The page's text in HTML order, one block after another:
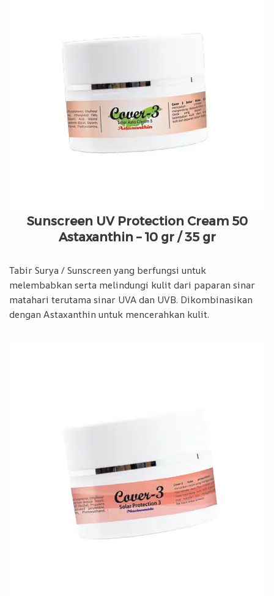
Sunscreen UV Protection Cream 50
Astaxanthin – 10 gr / 35 gr
Tabir Surya / Sunscreen yang berfungsi untuk
melembabkan serta melindungi kulit dari paparan sinar
matahari terutama sinar UVA dan UVB. Dikombinasikan
dengan Astaxanthin untuk mencerahkan kulit.